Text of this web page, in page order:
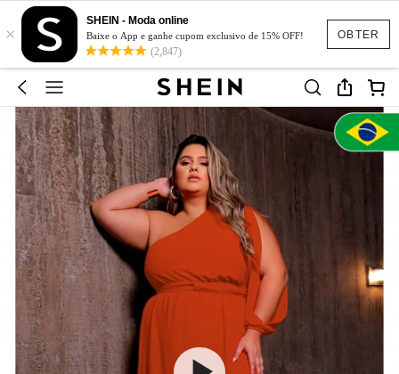
OBTER
×
SHEIN - Moda online
Baixe o App e ganhe cupom exclusivo de 15% OFF!
(2,847)